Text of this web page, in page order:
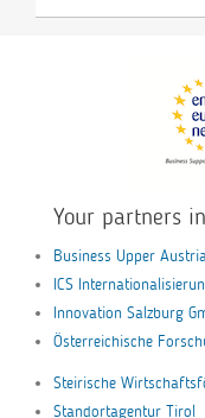
Your partners
Business Upper
ICS
Innovation Salzburg
Österreichische
Steirische
Standortagentur Tirol